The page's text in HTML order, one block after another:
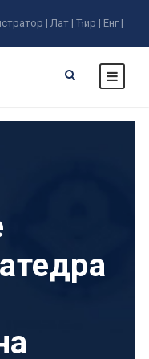
| Лат | Ћир | Енг |